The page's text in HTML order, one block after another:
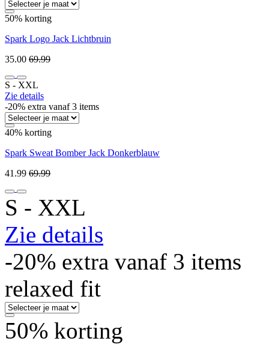
50% korting
Spark Logo Jack Lichtbruin
35.00 69.99
S ‐ XXL
Zie details
-20% extra vanaf 3 items
40% korting
Spark Sweat Bomber Jack Donkerblauw
41.99 69.99
S ‐ XXL
Zie details
-20% extra vanaf 3 items
relaxed fit
50% korting